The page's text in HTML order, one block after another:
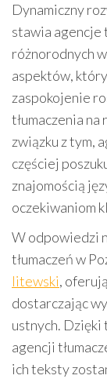
Dynamiczny
stawia agencje
różnorodnych
aspektów,
zaspokojenie
tłumaczenia
związku z tym,
częściej
znajomością
oczekiwaniom
W odpowiedzi
tłumaczeń w
litewski,
dostarczając
ustnych. Dzięki
agencji
ich teksty